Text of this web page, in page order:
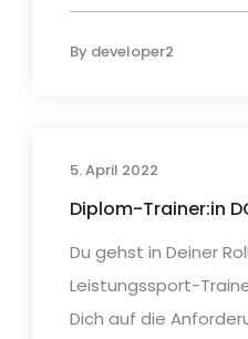
By developer2
5. April 2022
Diplom-Trainer:in
Du gehst in Deiner
Leistungssport-
Dich auf die